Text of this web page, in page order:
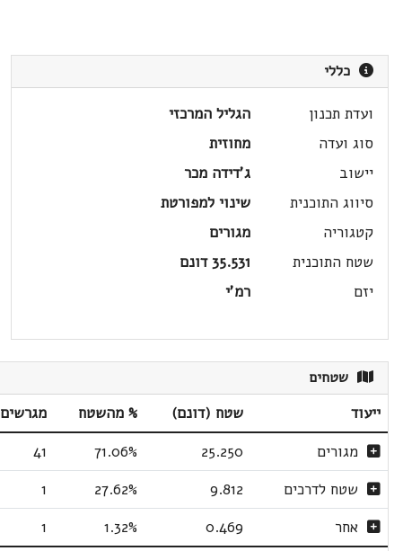
כללי
ועדת תכנון
הגליל המרכזי
סוג ועדה
מחוזית
יישוב
ג'דידה מכר
סיווג התוכנית
שינוי למפורטת
קטגוריה
מגורים
שטח התוכנית
35.531 דונם
יזם
רמ'י
שטחים
ייעוד שטח (דונם) % מהשטח מגרשים
מגורים
25.250
71.06%
41
שטח לדרכים
9.812
27.62%
1
אחר
0.469
1.32%
1